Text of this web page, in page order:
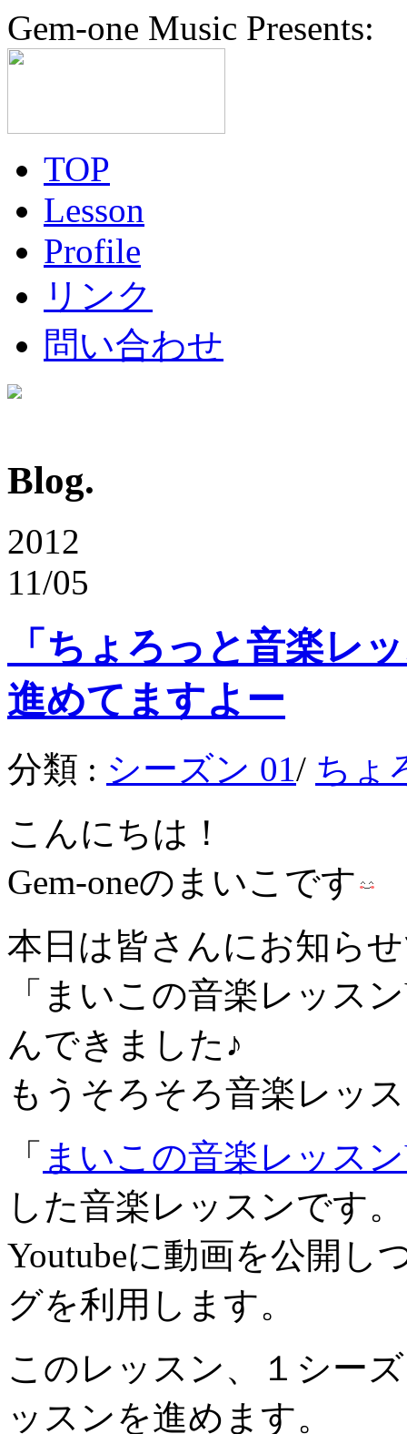
Gem-one Music Presents:
TOP
Lesson
Profile
リンク
問い合わせ
Blog.
2012
11/05
「ちょろっと音楽レ
進めてますよー
分類 : シーズン 01/ ちょ
こんにちは！
Gem-oneのまいこです
本日は皆さんにお知ら
「まいこの音楽レッス
んできました♪
もうそろそろ音楽レッ
「 まいこの音楽レッスン
した音楽レッスンです。
Youtubeに動画を公開し
グを利用します。
このレッスン、１シー
ッスンを進めます。